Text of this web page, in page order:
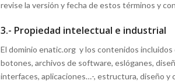
revise la versión y fecha de estos términos y
3.- Propiedad intelectual e industrial
El dominio enatic.org y los contenidos
botones, archivos de software, eslóganes,
interfaces, aplicaciones…-, estructura, diseño